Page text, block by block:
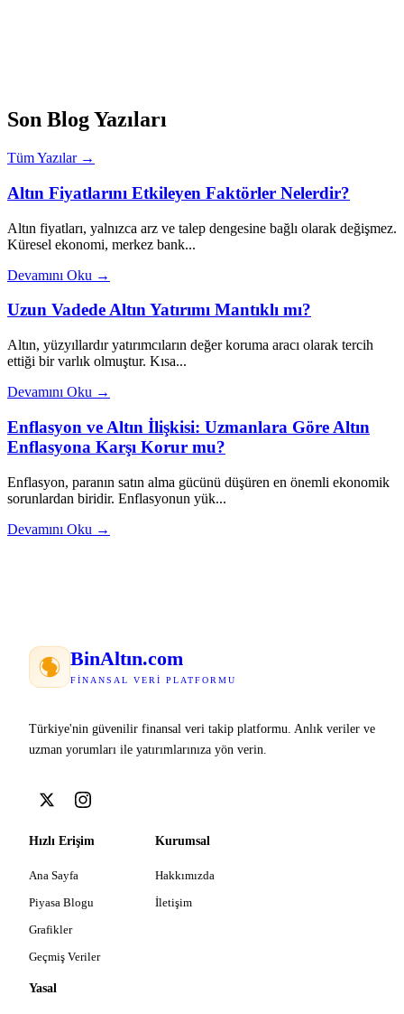
Son Blog Yazıları
Tüm Yazılar →
Altın Fiyatlarını Etkileyen Faktörler Nelerdir?
Altın fiyatları, yalnızca arz ve talep dengesine bağlı olarak değişmez.
Küresel ekonomi, merkez bank...
Devamını Oku →
Uzun Vadede Altın Yatırımı Mantıklı mı?
Altın, yüzyıllardır yatırımcıların değer koruma aracı olarak tercih
ettiği bir varlık olmuştur. Kısa...
Devamını Oku →
Enflasyon ve Altın İlişkisi: Uzmanlara Göre Altın
Enflasyona Karşı Korur mu?
Enflasyon, paranın satın alma gücünü düşüren en önemli ekonomik
sorunlardan biridir. Enflasyonun yük...
Devamını Oku →
BinAltın.com
FINANSAL VERI PLATFORMU
Türkiye'nin güvenilir finansal veri takip platformu. Anlık veriler ve
uzman yorumları ile yatırımlarınıza yön verin.
Hızlı Erişim
Ana Sayfa
Piyasa Blogu
Grafikler
Geçmiş Veriler
Kurumsal
Hakkımızda
İletişim
Yasal